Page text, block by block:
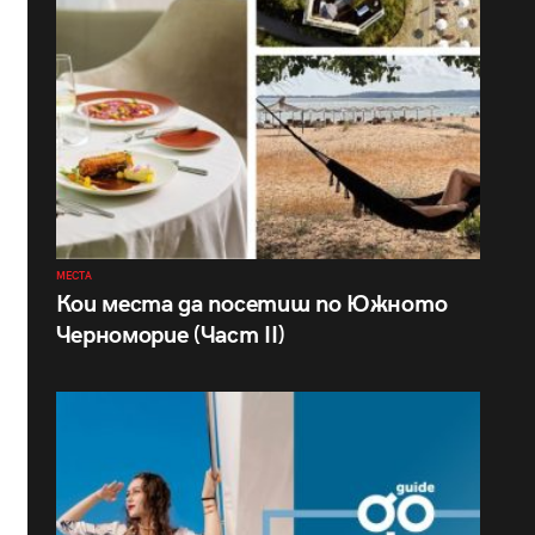
МЕСТА
Кои места да посетиш по Южното
Черноморие (Част II)